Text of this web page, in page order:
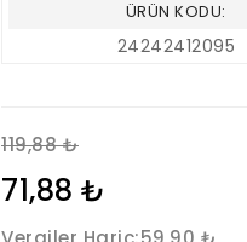
ÜRÜN KODU:
24242412095
119,88 ₺
71,88 ₺